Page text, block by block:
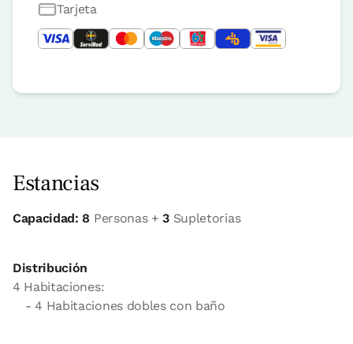
Tarjeta
Estancias
Capacidad: 8 Personas +3 Supletorias
Distribución
4 Habitaciones:
- 4 Habitaciones dobles con baño